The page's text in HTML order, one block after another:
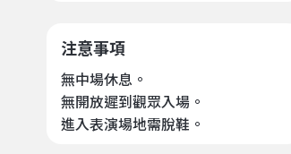
注意事項
無中場休息。
無開放遲到觀眾入場。
進入表演場地需脫鞋。